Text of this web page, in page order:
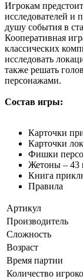
Игрокам
исследователей и
душу события в
Кооперативная
классических
исследовать
также решать
персонажами.
Состав игры:
Карточки
Карточки
Фишки
Жетоны – 43
Книга
Правила
Артикул
Производитель
Сложность
Возраст
Время партии
Количество